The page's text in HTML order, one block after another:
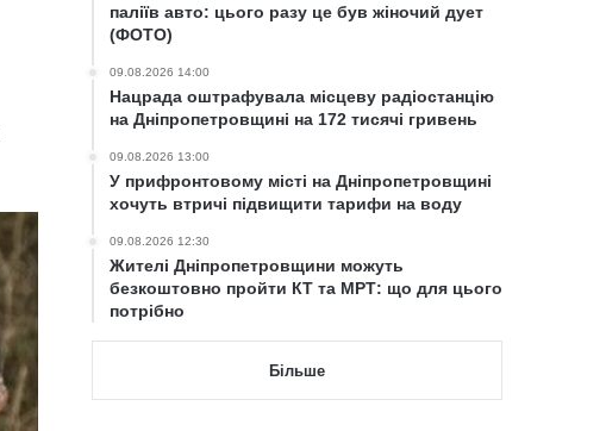
паліїв авто: цього разу це був жіночий дует
(ФОТО)
09.08.2026 14:00
Нацрада оштрафувала місцеву радіостанцію
на Дніпропетровщині на 172 тисячі гривень
09.08.2026 13:00
У прифронтовому місті на Дніпропетровщині
хочуть втричі підвищити тарифи на воду
09.08.2026 12:30
Жителі Дніпропетровщини можуть
безкоштовно пройти КТ та МРТ: що для цього
потрібно
Більше